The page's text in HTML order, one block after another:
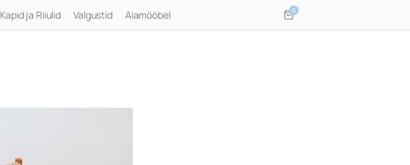
Kapid ja Riiulid Valgustid Aiamööbel 0